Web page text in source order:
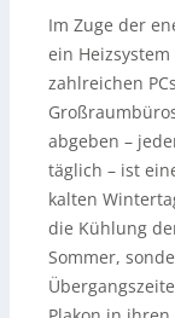
Im Zuge der
ein
zahlreichen
abgeben –
täglich – ist
kalten
die Kühlung
Sommer,